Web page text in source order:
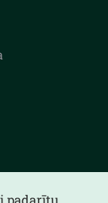
padarītu